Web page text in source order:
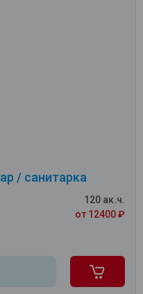
/ санитарка
120 ак.ч.
от 12400 ₽